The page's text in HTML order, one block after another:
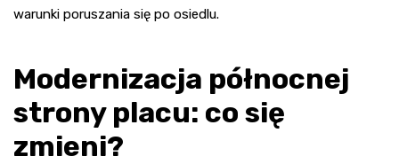
warunki poruszania się po osiedlu.
Modernizacja północnej
strony placu: co się
zmieni?